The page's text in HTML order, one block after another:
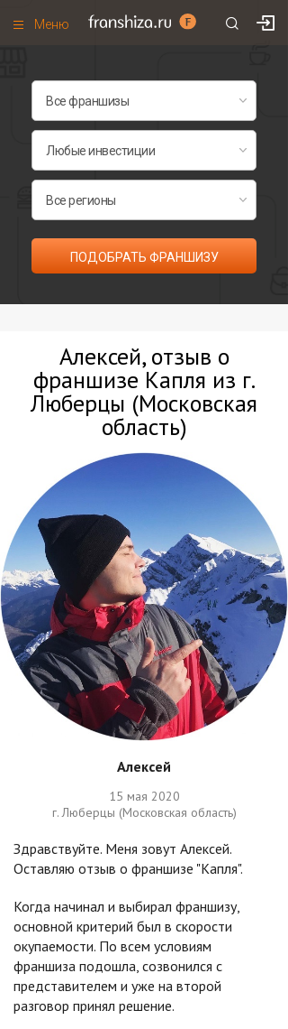
Меню
Франшизы по категориям
ПОДОБРАТЬ ФРАНШИЗУ
Алексей, отзыв о
франшизе Капля из г.
Люберцы (Московская
область)
Алексей
15 мая 2020
г. Люберцы (Московская область)
Здравствуйте. Меня зовут Алексей.
Оставляю отзыв о франшизе "Капля".
Когда начинал и выбирал франшизу,
основной критерий был в скорости
окупаемости. По всем условиям
франшиза подошла, созвонился с
представителем и уже на второй
разговор принял решение.